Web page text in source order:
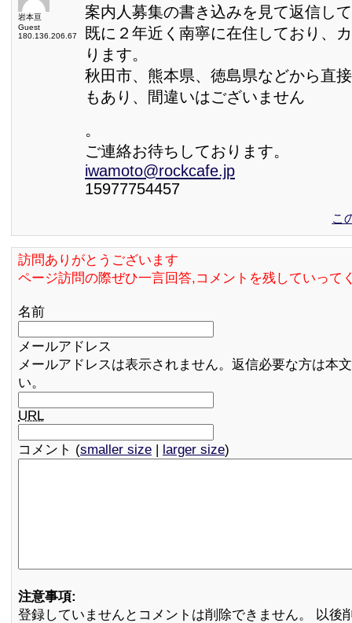
岩本亘
Guest
180.136.206.67
案内人募集の書き込みを見て返信し
既に２年近く南寧に在住しており、
ります。
秋田市、熊本県、徳島県などから直
もあり、間違いはございません
。
ご連絡お待ちしております。
iwamoto@rockcafe.jp
15977754457
こ
訪問ありがとうございます
ページ訪問の際ぜひ一言回答,コメントを残していって
名前
メールアドレス
メールアドレスは表示されません。返信必要な方は本
い。
URL
コメント (smaller size | larger size)
注意事項:
登録していませんとコメントは削除できません。 以後